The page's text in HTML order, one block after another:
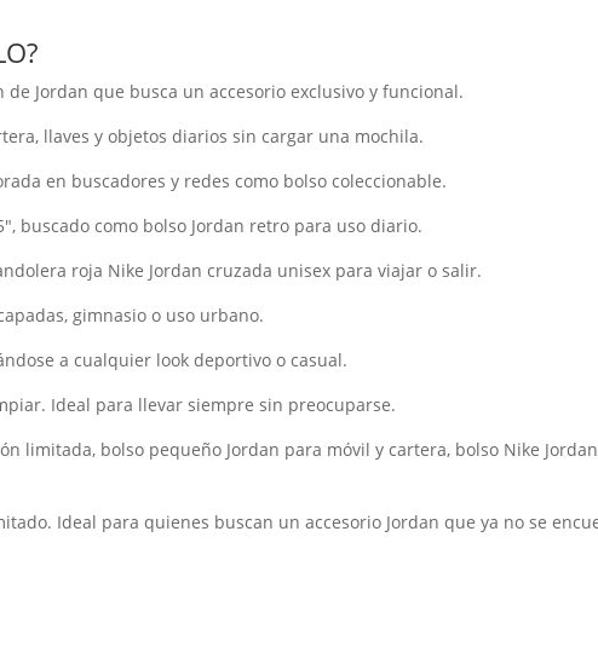
Jordan que busca un accesorio exclusivo y funcional.
llaves y objetos diarios sin cargar una mochila.
en buscadores y redes como bolso coleccionable.
buscado como bolso Jordan retro para uso diario.
roja Nike Jordan cruzada unisex para viajar o salir.
gimnasio o uso urbano.
a cualquier look deportivo o casual.
Ideal para llevar siempre sin preocuparse.
limitada, bolso pequeño Jordan para móvil y cartera, bolso Nike
Ideal para quienes buscan un accesorio Jordan que ya no se